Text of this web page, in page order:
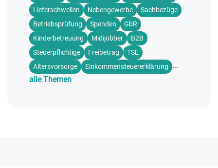
Lieferschwellen
Nebengewerbe
Sachbezüge
Betriebsprüfung
Spenden
GbR
Kinderbetreuung
Midijobber
B2B
Steuerpflichtige
Freibetrag
TSE
Altersvorsorge
Einkommensteuererklärung
...
alle Themen